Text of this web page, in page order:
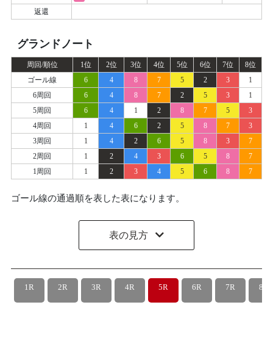
返還
グランドノート
周回/順位 1位 2位 3位 4位 5位 6位 7位
8位
ゴール線
6 4 8 7 5 2 3
1
6周回
6 4 8 7 2 5 3
1
5周回
6 4 1 2 8 7 5
3
4周回
1 4 6 2 5 8 7
3
3周回
1 4 2 6 5 8 3
7
2周回
1 2 4 3 6 5 8
7
1周回
1 2 3 4 5 6 8 7
ゴール線の通過順を表した表になります。
表の見方
1R 2R 3R 4R 5R 6R 7R 8R